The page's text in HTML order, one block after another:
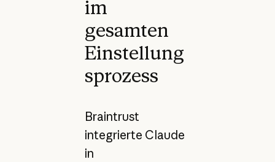
im
gesamten
Einstellung
sprozess
Braintrust
integrierte Claude
in